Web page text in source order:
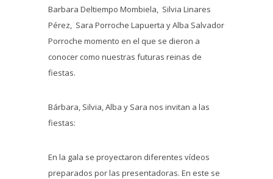
Barbara Deltiempo Mombiela, Silvia Linares
Pérez, Sara Porroche Lapuerta y Alba Salvador
Porroche momento en el que se dieron a
conocer como nuestras futuras reinas de
fiestas.
Bárbara, Silvia, Alba y Sara nos invitan a las
fiestas:
En la gala se proyectaron diferentes vídeos
preparados por las presentadoras. En este se